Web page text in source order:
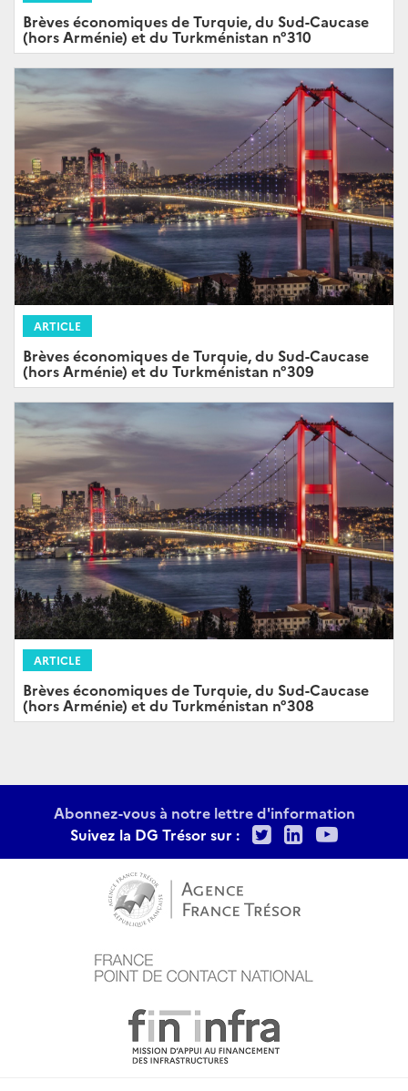
Brèves économiques de Turquie, du Sud-Caucase
(hors Arménie) et du Turkménistan n°310
ARTICLE
Brèves économiques de Turquie, du Sud-Caucase
(hors Arménie) et du Turkménistan n°309
ARTICLE
Brèves économiques de Turquie, du Sud-Caucase
(hors Arménie) et du Turkménistan n°308
Abonnez-vous à notre lettre d'information
Suivez la DG Trésor sur :
TwitterLinkedIn